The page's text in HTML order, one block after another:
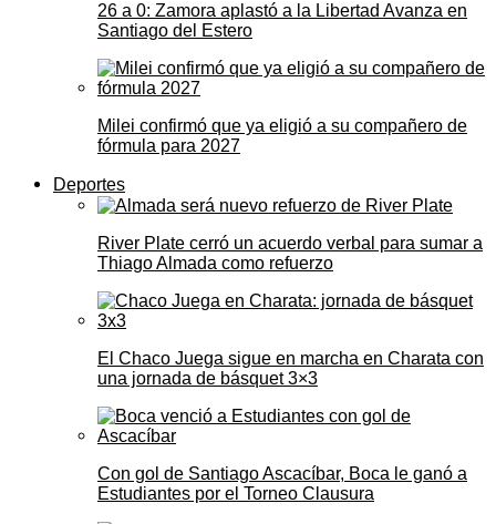
26 a 0: Zamora aplastó a la Libertad Avanza en
Santiago del Estero
Milei confirmó que ya eligió a su compañero de
fórmula para 2027
Deportes
River Plate cerró un acuerdo verbal para sumar a
Thiago Almada como refuerzo
El Chaco Juega sigue en marcha en Charata con
una jornada de básquet 3×3
Con gol de Santiago Ascacíbar, Boca le ganó a
Estudiantes por el Torneo Clausura